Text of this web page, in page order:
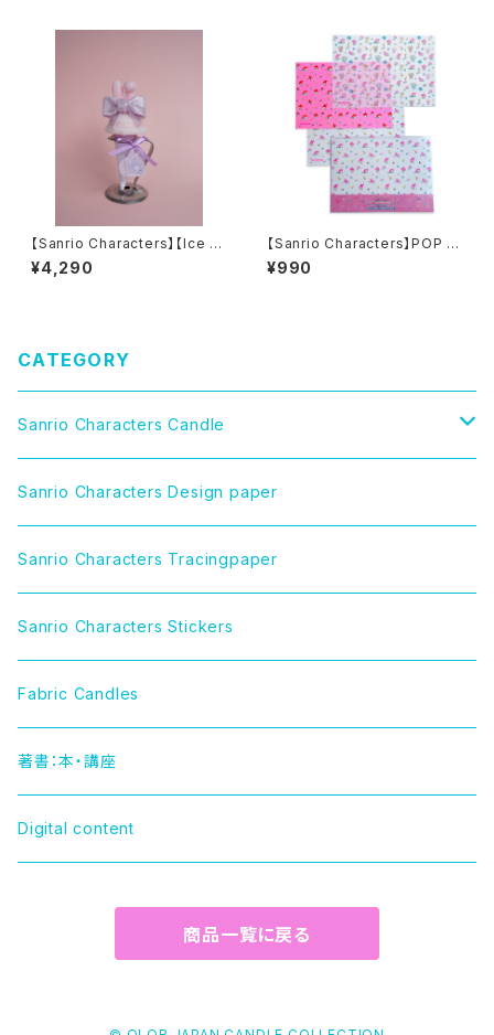
【Sanrio Characters】【Ice st
and】マMY MELODYx LARM
ExOLOR JAPAN Collaborati
¥4,290
【Sanrio Characters】POP PI
NK PRINT!Tracing paper s
et /MY MELODY/トレーシング
¥990
CATEGORY
Sanrio Characters Candle
CINNAMOROLL（シナモロール）
LITTLE TWIN STARS（リトルツインスターズ）
MY MELODY（マイメロディ）
MARRONCREAM（マロンクリーム）
HELLO KITTY（ハローキティー）
TUXEDOSAM（タキシードサム）
POMPOMPURIN（ポムポムプリン）
HAPIDANBUI（ハピダンブイ）
Sanrio Characters Design paper
Sanrio Characters Tracingpaper
Sanrio Characters Stickers
Fabric Candles
著書：本・講座
Digital content
商品一覧に戻る